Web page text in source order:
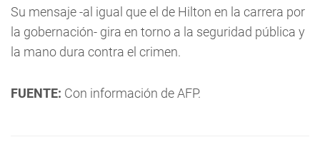
Su mensaje -al igual que el de Hilton en la carrera por
la gobernación- gira en torno a la seguridad pública y
la mano dura contra el crimen.
FUENTE: Con información de AFP.